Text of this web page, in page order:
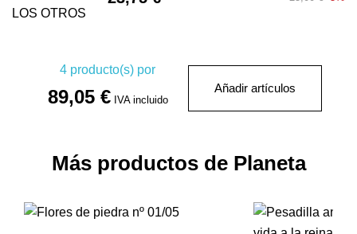
4 producto(s) por
89,05 € IVA incluido
Añadir artículos
Más productos de Planeta